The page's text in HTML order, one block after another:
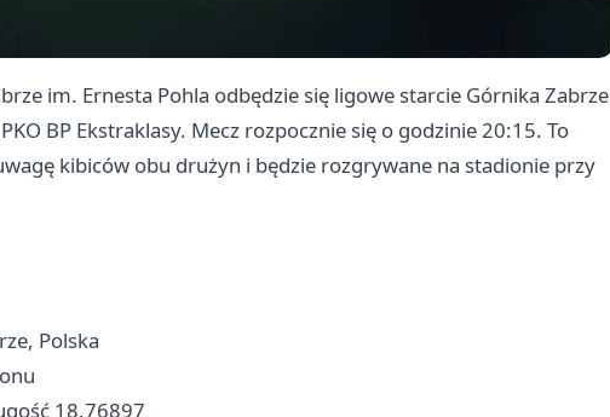
im. Ernesta Pohla odbędzie się ligowe starcie Górnika Zabrze
BP Ekstraklasy. Mecz rozpocznie się o godzinie 20:15. To
kibiców obu drużyn i będzie rozgrywane na stadionie przy
Polska
18.76897